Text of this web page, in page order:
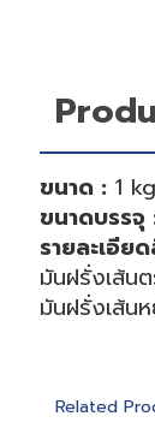
ขนาด : 1
ขนาดบรร
รายละเอีย
มันฝรั่งเส้น
มันฝรั่งเส้น
Related